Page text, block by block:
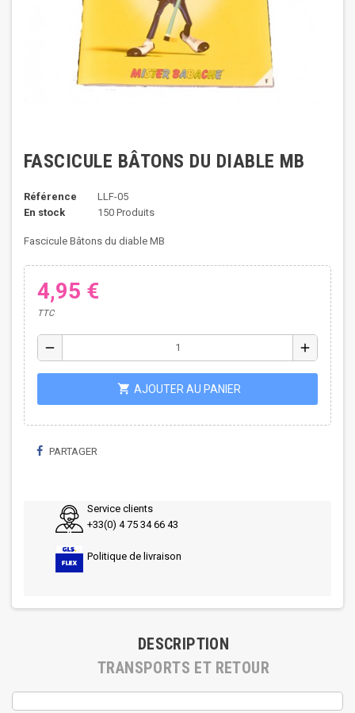
FASCICULE BÂTONS DU DIABLE MB
Référence
LLF-05
En stock
150 Produits
Fascicule Bâtons du diable MB
4,95 €
TTC
remove add
shopping_cart AJOUTER AU PANIER
PARTAGER
Service clients
+33(0) 4 75 34 66 43
Politique de livraison
DESCRIPTION
TRANSPORTS ET RETOUR